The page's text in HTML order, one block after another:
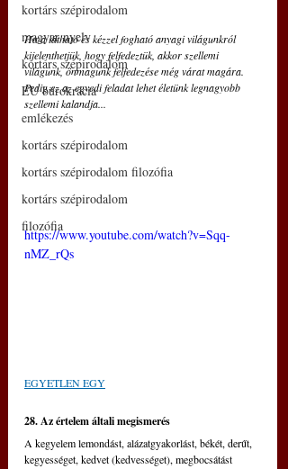
kortárs szépirodalom
magyar nyelv
kortárs szépirodalom
EU bürokrácia
emlékezés
kortárs szépirodalom
kortárs szépirodalom filozófia
kortárs szépirodalom
filozófia
Ha a látható és kézzel fogható anyagi világunkról
kijelenthetjük, hogy felfedeztük, akkor szellemi
világunk, önmagunk felfedezése még várat magára.
Pedig ez az egyedi feladat lehet életünk legnagyobb
szellemi kalandja...
https://www.youtube.com/watch?v=Sqq-
nMZ_rQs
EGYETLEN EGY
28. Az értelem általi megismerés
A kegyelem lemondást, alázatgyakorlást, békét, derűt,
kegyességet, kedvet (kedvességet), megbocsátást